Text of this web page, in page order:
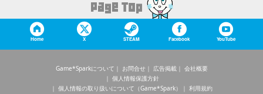
Home X STEAM Facebook YouTube
Game*Sparkについて お問合せ 広告掲載
会社概要
個人情報保護方針
個人情報の取り扱いについて（Game*Spark）
利用規約